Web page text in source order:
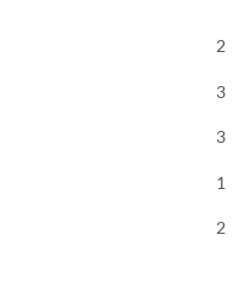
2
3
3
1
2